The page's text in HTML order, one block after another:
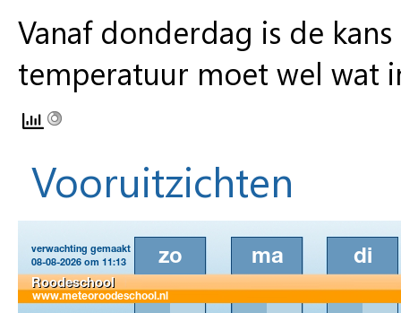
Vanaf donderdag is de
temperatuur moet wel wat
Vooruitzichten